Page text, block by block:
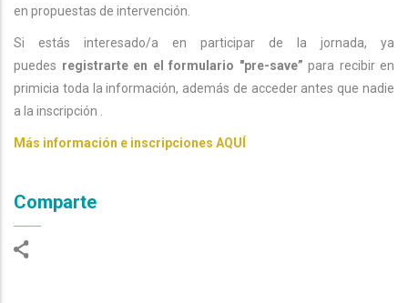
en propuestas de intervención.
Si estás interesado/a en participar de la jornada, ya
puedes registrarte en el formulario "pre-save” para recibir en
primicia toda la información, además de acceder antes que nadie
a la inscripción .
Más información e inscripciones AQUÍ
Comparte